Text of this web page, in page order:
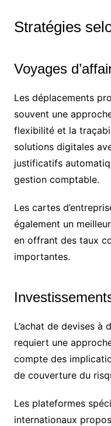
Stratégies
Voyages
Les déplacements
souvent une
flexibilité et la
solutions digitales
justificatifs
gestion comptable.
Les cartes
également un
en offrant des taux
importantes.
L’achat de devises à
requiert une
compte des
de couverture du
Les plateformes
internationaux